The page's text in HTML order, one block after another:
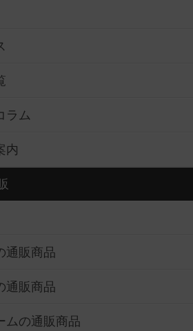
ラム
内
通販商品
通販商品
ムの通販商品